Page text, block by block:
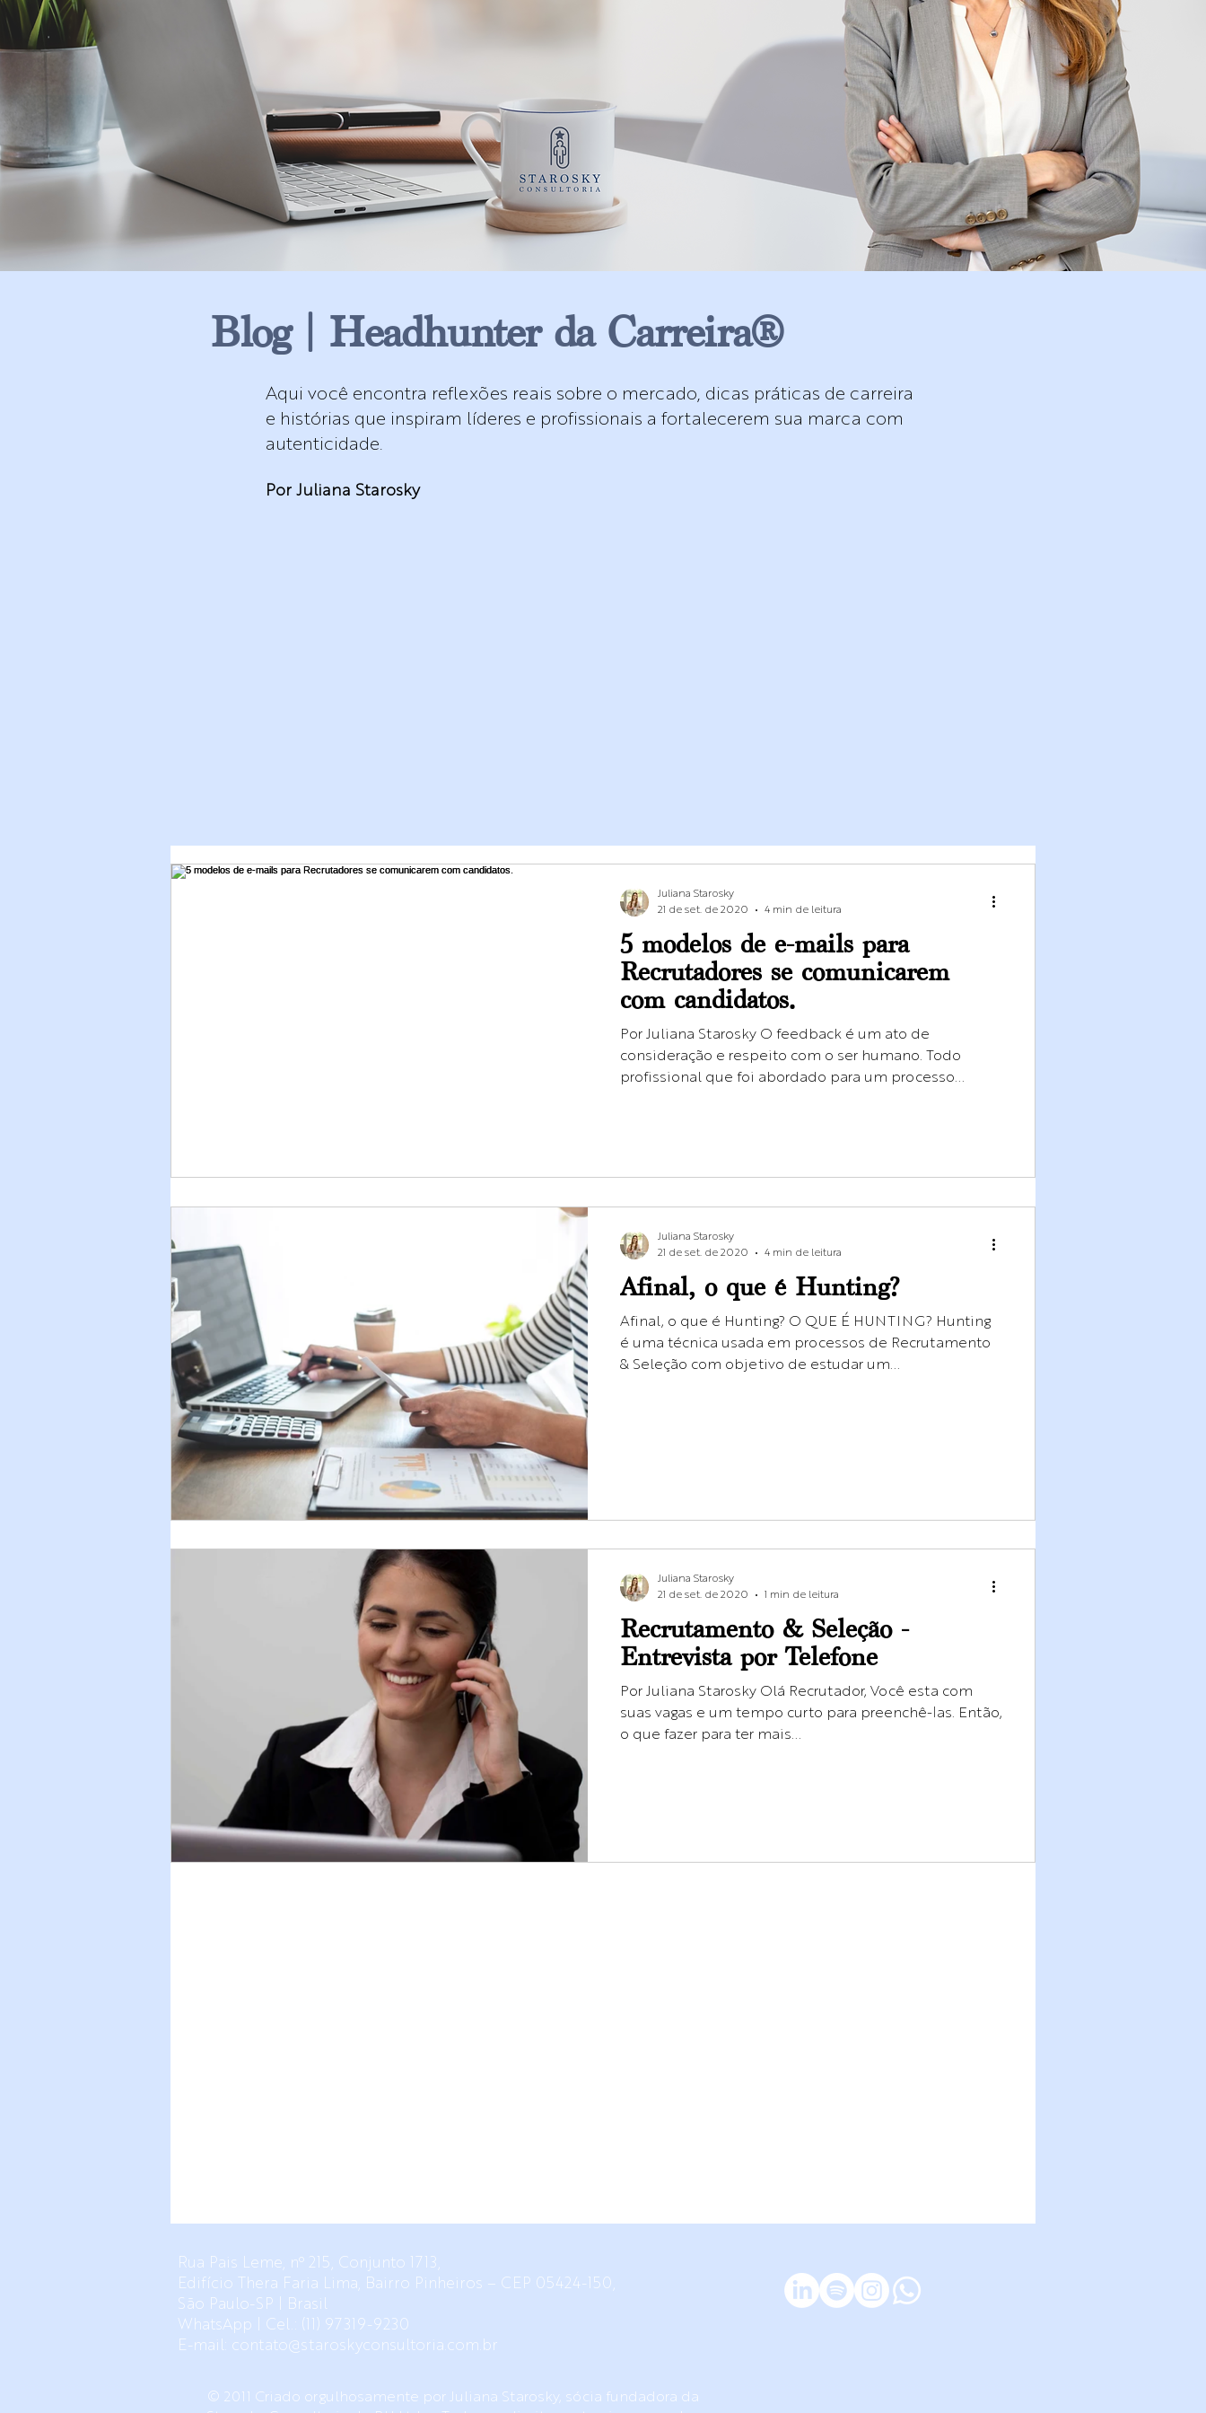
Blog | Headhunter da Carreira®
Aqui você encontra reflexões reais sobre o mercado, dicas práticas de carreira
e histórias que inspiram líderes e profissionais a fortalecerem sua marca com
autenticidade.
Por Juliana Starosky
5 modelos de e-mails para
Recrutadores se comunicarem
com candidatos.
Por Juliana Starosky O feedback é um ato de
consideração e respeito com o ser humano. Todo
profissional que foi abordado para um processo...
Juliana Starosky
21 de set. de 2020
4 min de leitura
Afinal, o que é Hunting?
Afinal, o que é Hunting? O QUE É HUNTING? Hunting
é uma técnica usada em processos de Recrutamento
& Seleção com objetivo de estudar um...
Juliana Starosky
21 de set. de 2020
4 min de leitura
Recrutamento & Seleção -
Entrevista por Telefone
Por Juliana Starosky Olá Recrutador, Você esta com
suas vagas e um tempo curto para preenchê-las. Então,
o que fazer para ter mais...
Juliana Starosky
21 de set. de 2020
1 min de leitura
Rua Pais Leme, nº 215, Conjunto 1713,
Edifício Thera Faria Lima, Bairro Pinheiros – CEP 05424-150,
São Paulo-SP |
Brasil
WhatsApp | Cel.: (11) 97319-9230
E-mail: contato@staroskyconsultoria.com.br
© 2011 Criado orgulhosamente por Juliana Starosky, sócia fundadora da